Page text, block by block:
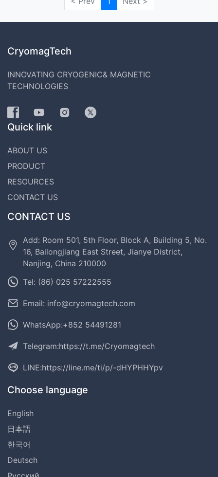
CryomagTech
INNOVATING CRYOGENIC& MAGNETIC
TECHNOLOGIES
Quick link
ABOUT US
PRODUCT
RESOURCES
CONTACT US
CONTACT US
Add: Room 501, 5th Floor, Block A, Building 5, No.
16, Bailongjiang East Street, Jianye District,
Nanjing, China 210000
Tel: (86) 025 57222555
Email: info@cryomagtech.com
WhatsApp:+852 54491281
Telegram:https://t.me/Cryomagtech
LINE:https://line.me/ti/p/-dHYPHHYpv
Choose language
English
日本語
한국어
Deutsch